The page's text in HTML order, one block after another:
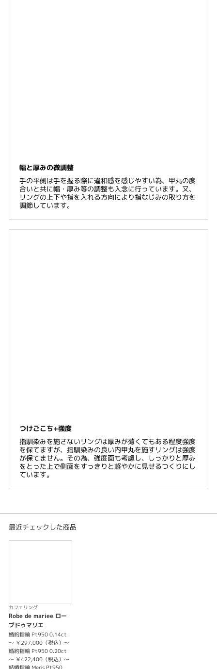
幅と厚みの微調整
手の平側は手を握る際に違和感を感じやすい為、甲丸の度
合いと共に幅・厚み等の調整も入念に行っています。又、
リングの上下や指を入れる方向により指なじみの取り方を
調節しています。
つけごこち+強度
指馴染みを施さないリングは厚みが薄くてもある程度強度
を保てますが、指馴染みの良い内甲丸を施すリングは強度
が保てません。その為、強度面も考慮し、しっかりと厚み
をとった上で側面をすっきりと軽やかに見せるつくりにし
ています。
最近チェックした商品
カフェリング
Robe de mariee ロー
ブドゥマリエ
婚約指輪 Pt950 0.14ct
～ ￥297,000（税込）～
婚約指輪 Pt950 0.20ct
～ ￥422,400（税込）～